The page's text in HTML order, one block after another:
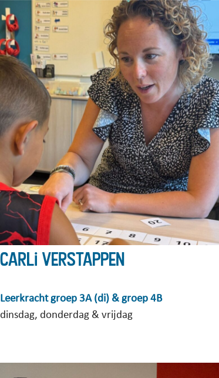
Carli Verstappen
Leerkracht groep 3A (di) & groep 4B
dinsdag, donderdag & vrijdag